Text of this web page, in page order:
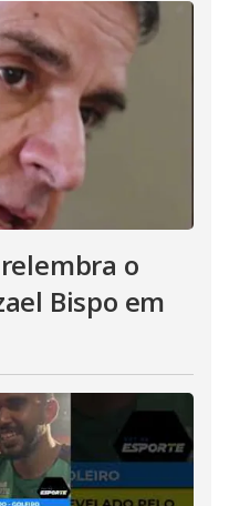
o
Bispo em